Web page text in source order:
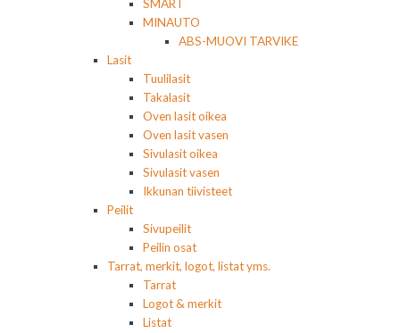
SMART
MINAUTO
ABS-MUOVI TARVIKE
Lasit
Tuulilasit
Takalasit
Oven lasit oikea
Oven lasit vasen
Sivulasit oikea
Sivulasit vasen
Ikkunan tiivisteet
Peilit
Sivupeilit
Peilin osat
Tarrat, merkit, logot, listat yms.
Tarrat
Logot & merkit
Listat